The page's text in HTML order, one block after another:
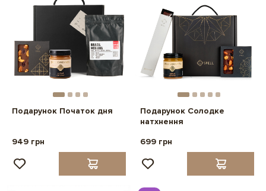
Подарунок Початок дня
949 грн
Подарунок Солодке
натхнення
699 грн